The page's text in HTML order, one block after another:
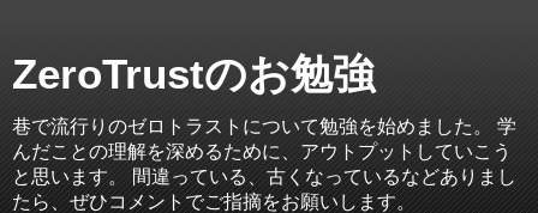
ZeroTrustのお勉強
巷で流行りのゼロトラストについて勉強を始めました。 学
んだことの理解を深めるために、アウトプットしていこう
と思います。 間違っている、古くなっているなどありまし
たら、ぜひコメントでご指摘をお願いします。